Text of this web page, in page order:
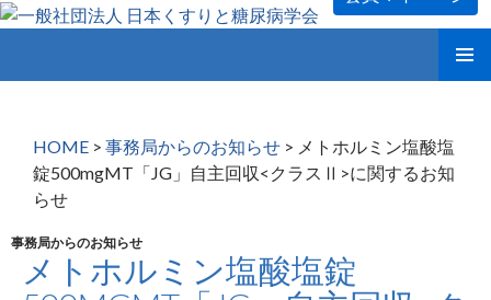
キ
HOME > 事務局からのお知らせ > メトホルミン塩酸塩
錠500mgMT「JG」自主回収<クラスⅡ>に関するお知
らせ
事務局からのお知らせ
メトホルミン塩酸塩錠